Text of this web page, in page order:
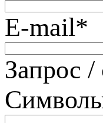
E-mail*
Запрос